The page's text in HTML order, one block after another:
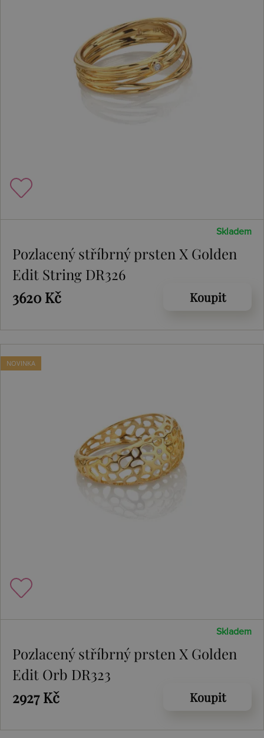
Skladem
Pozlacený stříbrný prsten X Golden
Edit String DR326
3620 Kč
Koupit
NOVINKA
Skladem
Pozlacený stříbrný prsten X Golden
Edit Orb DR323
2927 Kč
Koupit